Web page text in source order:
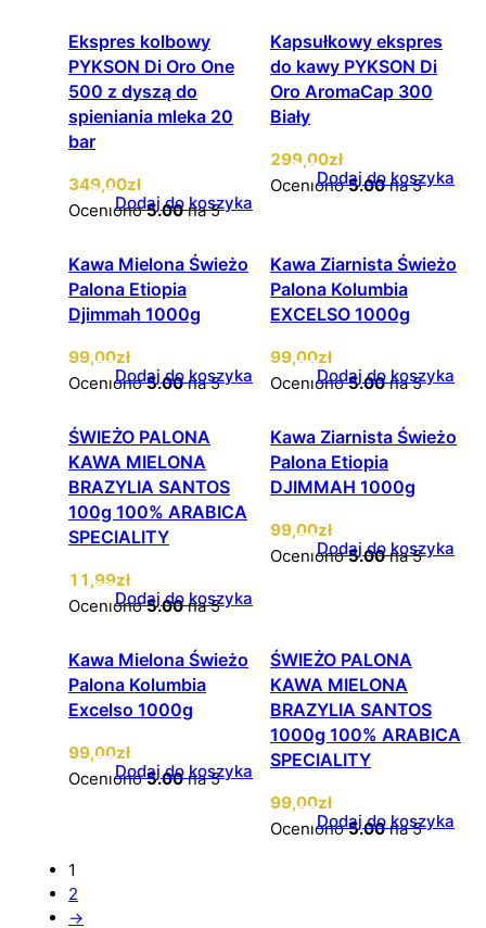
Ekspres kolbowy
PYKSON Di Oro One
500 z dyszą do
spieniania mleka 20
bar
349,00zł
Oceniono5.00na 5
Dodaj do koszyka
Kapsułkowy ekspres
do kawy PYKSON Di
Oro AromaCap 300
Biały
299,00zł
Oceniono5.00na 5
Dodaj do koszyka
Kawa Mielona Świeżo
Palona Etiopia
Djimmah 1000g
99,00zł
Oceniono5.00na 5
Dodaj do koszyka
Kawa Ziarnista Świeżo
Palona Kolumbia
EXCELSO 1000g
99,00zł
Oceniono5.00na 5
Dodaj do koszyka
ŚWIEŻO PALONA
KAWA MIELONA
BRAZYLIA SANTOS
100g 100% ARABICA
SPECIALITY
11,99zł
Oceniono5.00na 5
Dodaj do koszyka
Kawa Ziarnista Świeżo
Palona Etiopia
DJIMMAH 1000g
99,00zł
Oceniono5.00na 5
Dodaj do koszyka
Kawa Mielona Świeżo
Palona Kolumbia
Excelso 1000g
99,00zł
Oceniono5.00na 5
Dodaj do koszyka
ŚWIEŻO PALONA
KAWA MIELONA
BRAZYLIA SANTOS
1000g 100% ARABICA
SPECIALITY
99,00zł
Oceniono5.00na 5
Dodaj do koszyka
1
2
→